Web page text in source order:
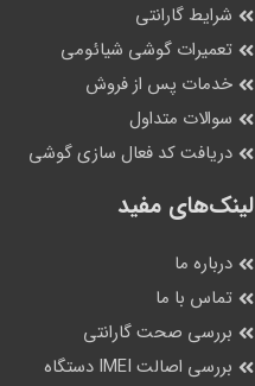
شرایط گارانتی
تعمیرات گوشی شیائومی
خدمات پس از فروش
سوالات متداول
دریافت کد فعال سازی گوشی
لینک‌های مفید
درباره ما
تماس با ما
بررسی صحت گارانتی
بررسی اصالت IMEI دستگاه